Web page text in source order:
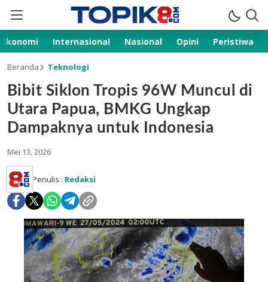
Ekonomi Internasional Nasional Opini Peristiwa
Beranda Teknologi
Bibit Siklon Tropis 96W Muncul di
Utara Papua, BMKG Ungkap
Dampaknya untuk Indonesia
Mei 13, 2026
Penulis : Redaksi